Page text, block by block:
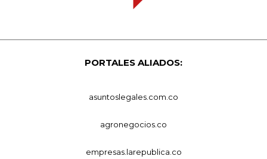
PORTALES ALIADOS:
asuntoslegales.com.co
agronegocios.co
empresas.larepublica.co